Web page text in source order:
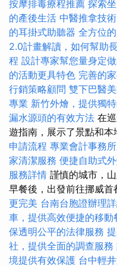
按摩排毒療程推薦 探索
的產後生活 中醫推拿技術
的耳掛式助聽器 全方位
2.0計畫解讀，如何幫助
程 設計專家幫您量身定
的活動更具特色 完善的
行銷策略顧問 雙下巴醫
專業 新竹外燴，提供獨
漏水源頭的有效方法 在
遊指南，展示了景點和本
申請流程 專業會計事務
家清潔服務 便捷自助式
服務詳情 謹慎的城市，
早餐後，出發前往挪威首
更完美 台南台胞證辦理
車，提供高效便捷的移動
保透明公平的法律服務
社，提供全面的調查服務
境提供有效保護 台中輕